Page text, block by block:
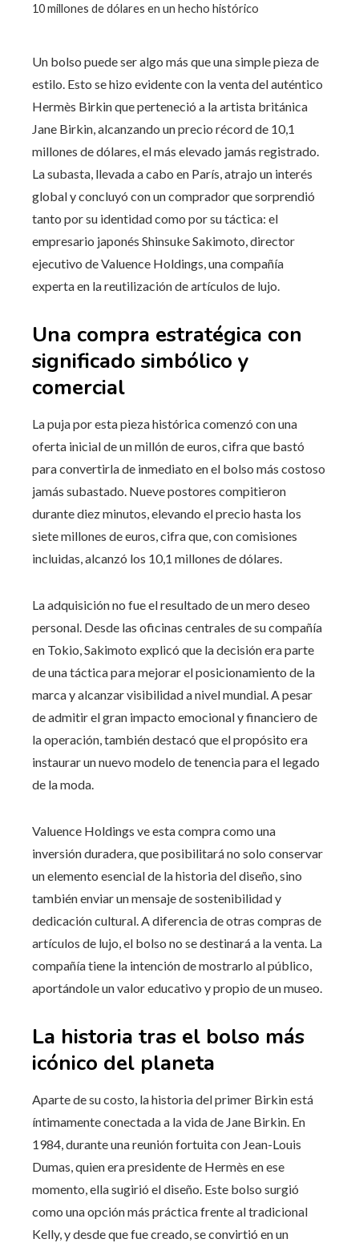
10 millones de dólares en un hecho histórico
Un bolso puede ser algo más que una simple pieza de
estilo. Esto se hizo evidente con la venta del auténtico
Hermès Birkin que perteneció a la artista británica
Jane Birkin, alcanzando un precio récord de 10,1
millones de dólares, el más elevado jamás registrado.
La subasta, llevada a cabo en París, atrajo un interés
global y concluyó con un comprador que sorprendió
tanto por su identidad como por su táctica: el
empresario japonés Shinsuke Sakimoto, director
ejecutivo de Valuence Holdings, una compañía
experta en la reutilización de artículos de lujo.
Una compra estratégica con
significado simbólico y
comercial
La puja por esta pieza histórica comenzó con una
oferta inicial de un millón de euros, cifra que bastó
para convertirla de inmediato en el bolso más costoso
jamás subastado. Nueve postores compitieron
durante diez minutos, elevando el precio hasta los
siete millones de euros, cifra que, con comisiones
incluidas, alcanzó los 10,1 millones de dólares.
La adquisición no fue el resultado de un mero deseo
personal. Desde las oficinas centrales de su compañía
en Tokio, Sakimoto explicó que la decisión era parte
de una táctica para mejorar el posicionamiento de la
marca y alcanzar visibilidad a nivel mundial. A pesar
de admitir el gran impacto emocional y financiero de
la operación, también destacó que el propósito era
instaurar un nuevo modelo de tenencia para el legado
de la moda.
Valuence Holdings ve esta compra como una
inversión duradera, que posibilitará no solo conservar
un elemento esencial de la historia del diseño, sino
también enviar un mensaje de sostenibilidad y
dedicación cultural. A diferencia de otras compras de
artículos de lujo, el bolso no se destinará a la venta. La
compañía tiene la intención de mostrarlo al público,
aportándole un valor educativo y propio de un museo.
La historia tras el bolso más
icónico del planeta
Aparte de su costo, la historia del primer Birkin está
íntimamente conectada a la vida de Jane Birkin. En
1984, durante una reunión fortuita con Jean-Louis
Dumas, quien era presidente de Hermès en ese
momento, ella sugirió el diseño. Este bolso surgió
como una opción más práctica frente al tradicional
Kelly, y desde que fue creado, se convirtió en un